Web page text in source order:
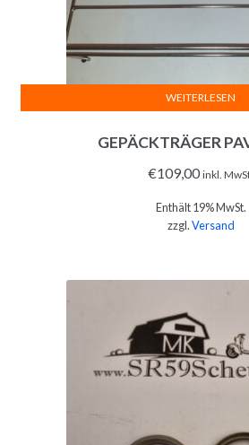
GEPÄCKTRÄGER
€109,00 inkl.
Enthält 19% MwSt.
zzgl.Versand
WEITERLESEN